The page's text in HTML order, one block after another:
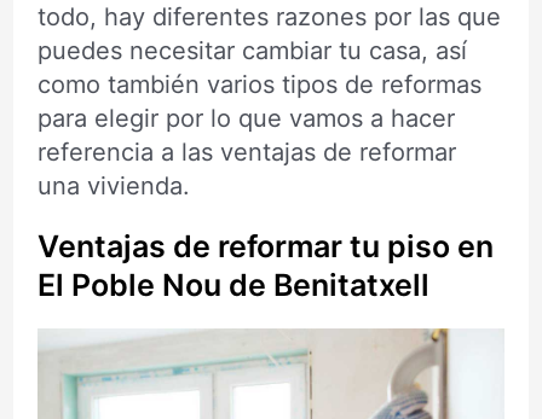
todo, hay diferentes razones por las que
puedes necesitar cambiar tu casa, así
como también varios tipos de reformas
para elegir por lo que vamos a hacer
referencia a las ventajas de reformar
una vivienda.
Ventajas de reformar tu piso en
El Poble Nou de Benitatxell